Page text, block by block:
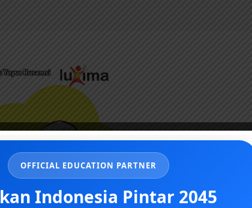
OFFICIAL EDUCATION PARTNER
Indonesia Pintar 2045